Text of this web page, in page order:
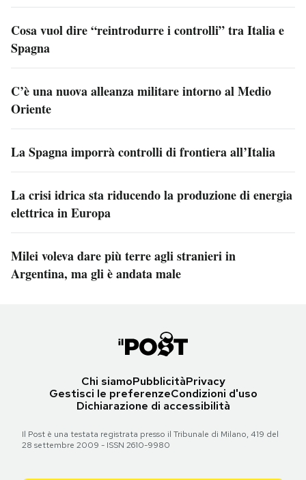
Cosa vuol dire “reintrodurre i controlli” tra Italia e
Spagna
C’è una nuova alleanza militare intorno al Medio
Oriente
La Spagna imporrà controlli di frontiera all’Italia
La crisi idrica sta riducendo la produzione di energia
elettrica in Europa
Milei voleva dare più terre agli stranieri in
Argentina, ma gli è andata male
Chi siamoPubblicitàPrivacy
Gestisci le preferenzeCondizioni d'uso
Dichiarazione di accessibilità
Il Post è una testata registrata presso il Tribunale di Milano, 419 del
28 settembre 2009 - ISSN 2610-9980